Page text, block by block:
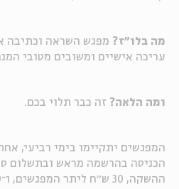
מה בלו"ז? מפגש השראה וכתיבה
עריכה אישיים ומשובים מטובי
ומה הלאה? זה כבר תלוי בכם.